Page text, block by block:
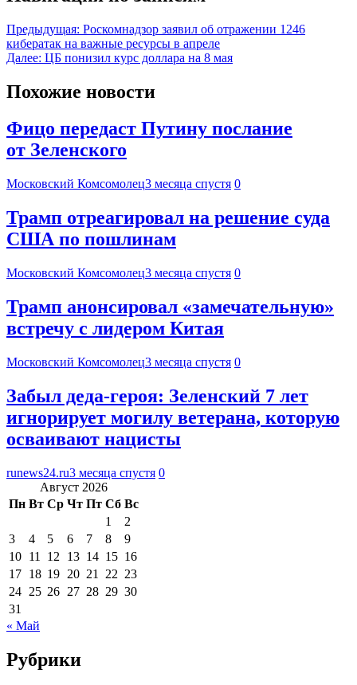
Предыдущая: Роскомнадзор заявил об отражении 1246
кибератак на важные ресурсы в апреле
Далее: ЦБ понизил курс доллара на 8 мая
Похожие новости
Фицо передаст Путину послание
от Зеленского
Московский Комсомолец3 месяца спустя 0
Трамп отреагировал на решение суда
США по пошлинам
Московский Комсомолец3 месяца спустя 0
Трамп анонсировал «замечательную»
встречу с лидером Китая
Московский Комсомолец3 месяца спустя 0
Забыл деда-героя: Зеленский 7 лет
игнорирует могилу ветерана, которую
осваивают нацисты
runews24.ru3 месяца спустя 0
Август 2026
Пн Вт Ср Чт Пт Сб Вс
1
2
3
4 5 6 7 8
9
10 11 12 13 14 15 16
17 18 19 20 21 22 23
24 25 26 27 28 29 30
31
« Май
Рубрики